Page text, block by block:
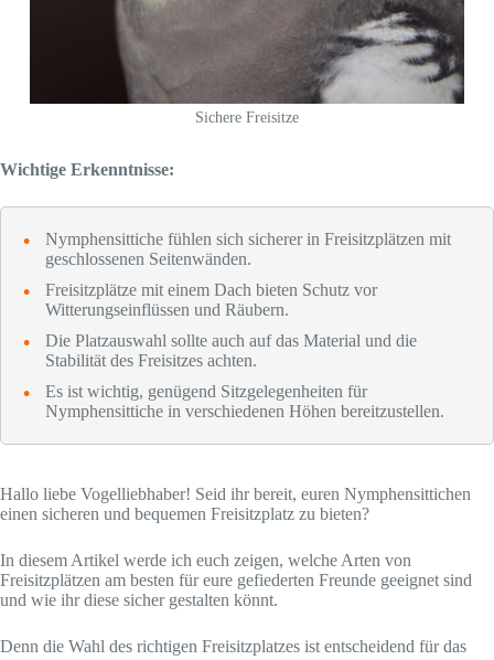
Sichere Freisitze
Wichtige Erkenntnisse:
Nymphensittiche fühlen sich sicherer in Freisitzplätzen mit
geschlossenen Seitenwänden.
Freisitzplätze mit einem Dach bieten Schutz vor
Witterungseinflüssen und Räubern.
Die Platzauswahl sollte auch auf das Material und die
Stabilität des Freisitzes achten.
Es ist wichtig, genügend Sitzgelegenheiten für
Nymphensittiche in verschiedenen Höhen bereitzustellen.
Hallo liebe Vogelliebhaber! Seid ihr bereit, euren Nymphensittichen
einen sicheren und bequemen Freisitzplatz zu bieten?
In diesem Artikel werde ich euch zeigen, welche Arten von
Freisitzplätzen am besten für eure gefiederten Freunde geeignet sind
und wie ihr diese sicher gestalten könnt.
Denn die Wahl des richtigen Freisitzplatzes ist entscheidend für das